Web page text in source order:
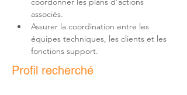
Assurer la coordination entre les
équipes techniques, les clients et les
fonctions support.
Profil recherché